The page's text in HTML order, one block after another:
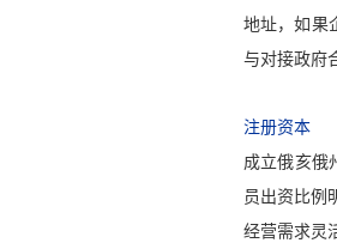
地址，如果
与对接政府
注册资本
成立俄亥俄
员出资比例
经营需求灵